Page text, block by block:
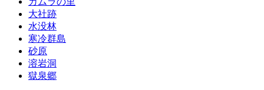
大社跡
水没林
寒冷群島
砂原
溶岩洞
獄泉郷